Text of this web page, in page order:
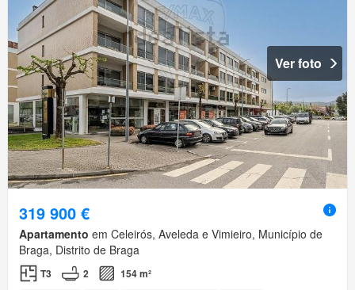
Ver foto
319 900 €
Apartamento em Celeirós, Aveleda e Vimieiro, Município de
Braga, Distrito de Braga
T3 2 154 m²